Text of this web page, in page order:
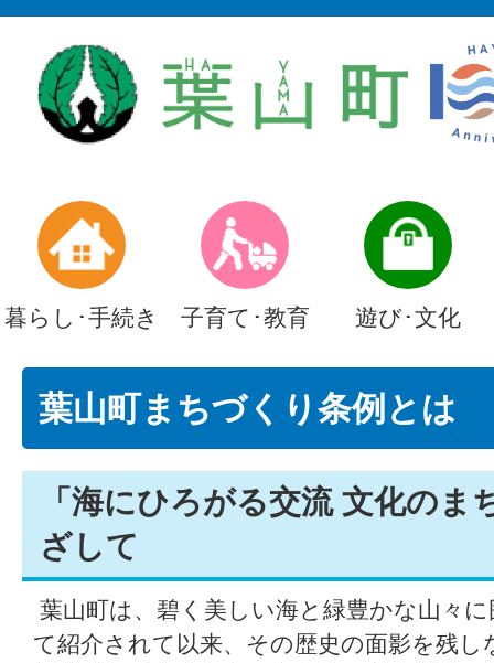
暮らし･手続き 子育て･教育 遊び･文化
葉山町まちづくり条例とは
「海にひろがる交流 文化のま
ざして
葉山町は、碧く美しい海と緑豊かな山々
て紹介されて以来、その歴史の面影を残